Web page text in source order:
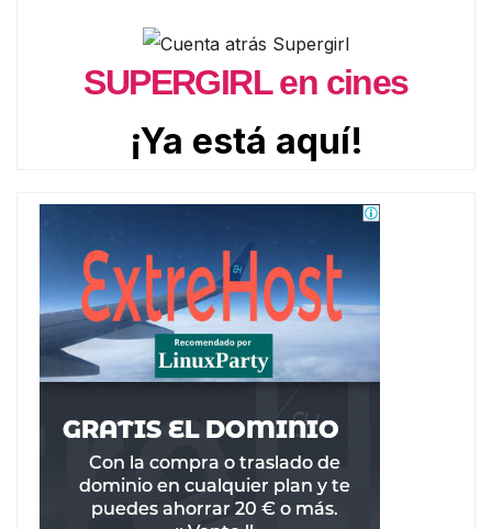
SUPERGIRL en cines
¡Ya está aquí!